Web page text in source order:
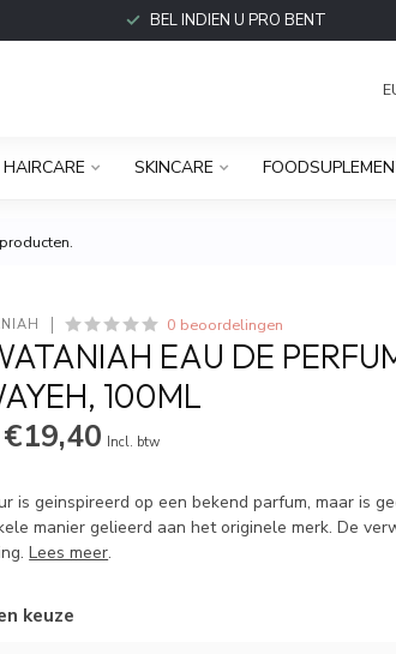
BEL INDIEN U PRO BENT
HAIRCARE SKINCARE
0 beoordelingen
EAU DE
100ML
€19,40 Incl. btw
is geinspireerd op een bekend parfum, maar is
manier gelieerd aan het originele merk. De
Lees meer.
keuze